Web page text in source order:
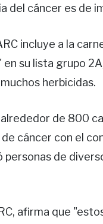
del cáncer es de
incluye a la
su lista grupo
herbicidas.
de 800
cáncer con el
de
afirma que